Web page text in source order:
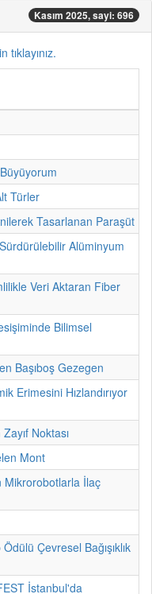
Kasım 2025, sayi: 696
tıklayınız.
Türler
Tasarlanan Paraşüt
Alüminyum
Veri Aktaran Fiber
Bilimsel
Başıboş Gezegen
Erimesini Hızlandırıyor
Noktası
Mont
Mikrorobotlarla İlaç
Çevresel Bağışıklık
İstanbul'da